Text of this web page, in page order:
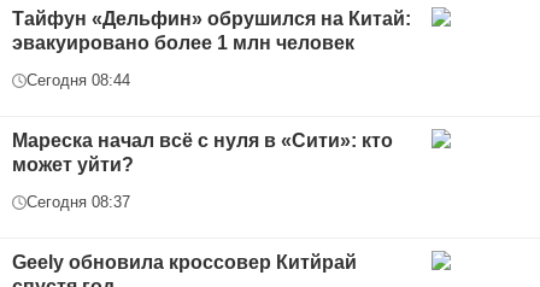
Тайфун «Дельфин» обрушился на Китай:
эвакуировано более 1 млн человек
Сегодня 08:44
Мареска начал всё с нуля в «Сити»: кто
может уйти?
Сегодня 08:37
Geely обновила кроссовер Китйрай